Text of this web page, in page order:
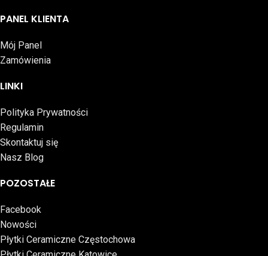
PANEL KLIENTA
Mój Panel
Zamówienia
LINKI
Polityka Prywatności
Regulamin
Skontaktuj się
Nasz Blog
POZOSTAŁE
Facebook
Nowości
Płytki Ceramiczne Częstochowa